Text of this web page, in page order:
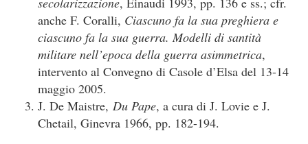
anche F. Coralli, Ciascuno fa la sua preghiera e
ciascuno fa la sua guerra. Modelli di santità
militare nell’epoca della guerra asimmetrica,
intervento al Convegno di Casole d’Elsa del 13-14
maggio 2005.
J. De Maistre, Du Pape, a cura di J. Lovie e J.
Chetail, Ginevra 1966, pp. 182-194.